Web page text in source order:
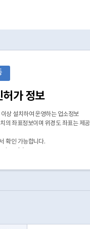
가 정보
상 설치하여 운영하는 업소정보
의 좌표정보이며 위경도 좌표는 제
확인 가능합니다.